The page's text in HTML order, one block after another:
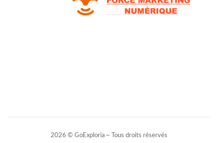
2026 © GoExploria ~ Tous droits réservés